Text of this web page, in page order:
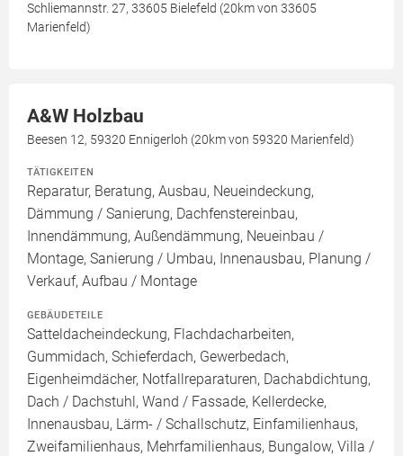
Schliemannstr. 27, 33605 Bielefeld (20km von 33605
Marienfeld)
A&W Holzbau
Beesen 12, 59320 Ennigerloh (20km von 59320 Marienfeld)
TÄTIGKEITEN
Reparatur, Beratung, Ausbau, Neueindeckung,
Dämmung / Sanierung, Dachfenstereinbau,
Innendämmung, Außendämmung, Neueinbau /
Montage, Sanierung / Umbau, Innenausbau, Planung /
Verkauf, Aufbau / Montage
GEBÄUDETEILE
Satteldacheindeckung, Flachdacharbeiten,
Gummidach, Schieferdach, Gewerbedach,
Eigenheimdächer, Notfallreparaturen, Dachabdichtung,
Dach / Dachstuhl, Wand / Fassade, Kellerdecke,
Innenausbau, Lärm- / Schallschutz, Einfamilienhaus,
Zweifamilienhaus, Mehrfamilienhaus, Bungalow, Villa /